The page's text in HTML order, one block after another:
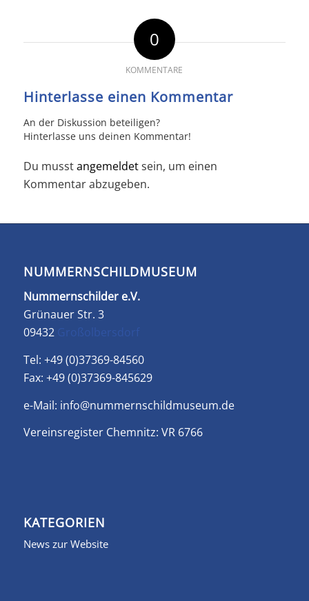
0
KOMMENTARE
Hinterlasse einen Kommentar
An der Diskussion beteiligen?
Hinterlasse uns deinen Kommentar!
Du musstangemeldetsein, um einen
Kommentar abzugeben.
NUMMERNSCHILDMUSEUM
Nummernschilder e.V.
Grünauer Str. 3
09432 Großolbersdorf
Tel: +49 (0)37369-84560
Fax: +49 (0)37369-845629
e-Mail: info@nummernschildmuseum.de
Vereinsregister Chemnitz: VR 6766
KATEGORIEN
News zur Website